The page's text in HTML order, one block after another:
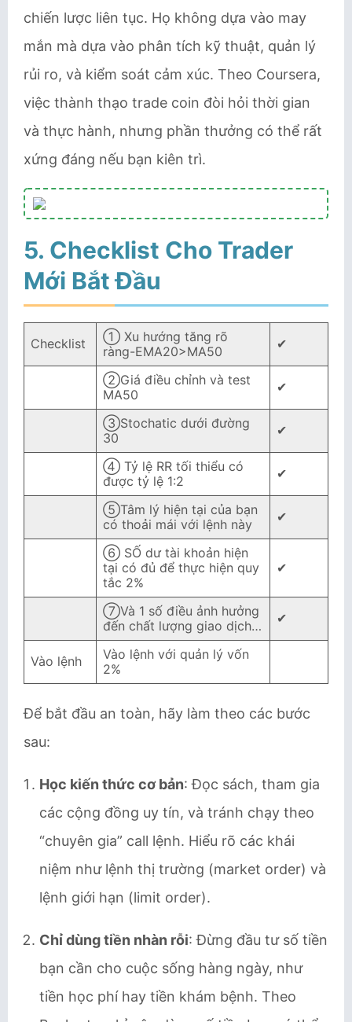
chiến lược liên tục. Họ không dựa vào may
mắn mà dựa vào phân tích kỹ thuật, quản lý
rủi ro, và kiểm soát cảm xúc. Theo Coursera,
việc thành thạo trade coin đòi hỏi thời gian
và thực hành, nhưng phần thưởng có thể rất
xứng đáng nếu bạn kiên trì.
5. Checklist Cho Trader
Mới Bắt Đầu
Checklist
① Xu hướng tăng rõ
ràng-EMA20>MA50
✔
②Giá điều chỉnh và test
MA50
✔
③Stochatic dưới đường
30
✔
④ Tỷ lệ RR tối thiểu có
được tỷ lệ 1:2
✔
⑤Tâm lý hiện tại của bạn
có thoải mái với lệnh này
✔
⑥ SỐ dư tài khoản hiện
tại có đủ để thực hiện quy
tắc 2%
✔
⑦Và 1 số điều ảnh hưởng
đến chất lượng giao dịch…
✔
Vào lệnh
Vào lệnh với quản lý vốn
2%
Để bắt đầu an toàn, hãy làm theo các bước
sau:
Học kiến thức cơ bản: Đọc sách, tham gia
các cộng đồng uy tín, và tránh chạy theo
“chuyên gia” call lệnh. Hiểu rõ các khái
niệm như lệnh thị trường (market order) và
lệnh giới hạn (limit order).
Chỉ dùng tiền nhàn rỗi: Đừng đầu tư số tiền
bạn cần cho cuộc sống hàng ngày, như
tiền học phí hay tiền khám bệnh. Theo